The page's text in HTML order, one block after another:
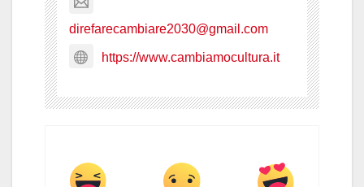
direfarecambiare2030@gmail.com
https://www.cambiamocultura.it